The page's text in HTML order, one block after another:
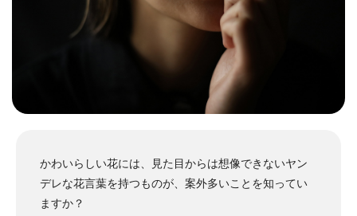
かわいらしい花には、見た目からは想像できないヤン
デレな花言葉を持つものが、案外多いことを知ってい
ますか？